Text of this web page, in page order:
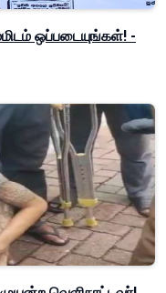
ஒப்படையுங்கள்! -